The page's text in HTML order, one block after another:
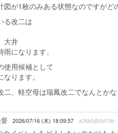
図が1枚のみある状態なのですがど
る改二は
大井
になります。
使用候補として
ります。
二、軽空母は瑞鳳改二でなんとか
2026/07/16 (木) 18:09:57 a26b0@0d19b